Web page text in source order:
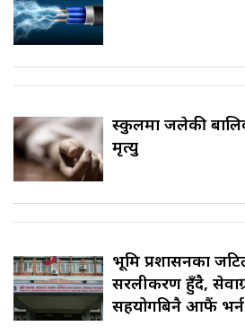
स्कुलमा जलेकी
मृत्यु
भूमि प्रशासनका
सरलीकरण हुँदै,
सहयोगबिनै आफैं